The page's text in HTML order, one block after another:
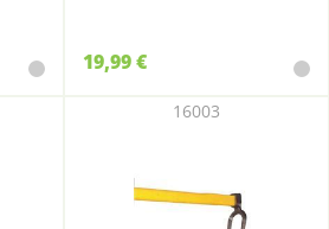
19,99 €
16003